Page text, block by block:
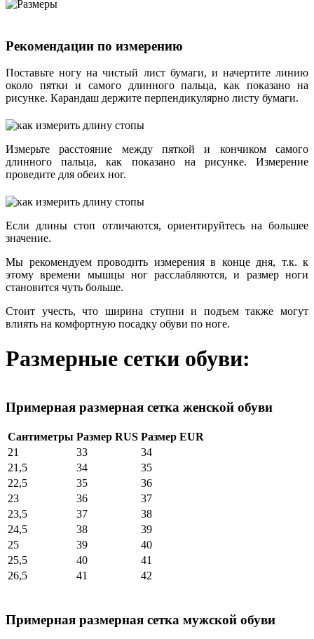
Рекомендации по измерению
Поставьте ногу на чистый лист бумаги, и начертите линию
около пятки и самого длинного пальца, как показано на
рисунке. Карандаш держите перпендикулярно листу бумаги.
Измерьте расстояние между пяткой и кончиком самого
длинного пальца, как показано на рисунке. Измерение
проведите для обеих ног.
Если длины стоп отличаются, ориентируйтесь на большее
значение.
Мы рекомендуем проводить измерения в конце дня, т.к. к
этому времени мышцы ног расслабляются, и размер ноги
становится чуть больше.
Стоит учесть, что ширина ступни и подъем также могут
влиять на комфортную посадку обуви по ноге.
Размерные сетки обуви:
Примерная размерная сетка женской обуви
Сантиметры Размер RUS Размер EUR
21
33
34
21,5
34
35
22,5
35
36
23
36
37
23,5
37
38
24,5
38
39
25
39
40
25,5
40
41
26,5
41 42
Примерная размерная сетка мужской обуви